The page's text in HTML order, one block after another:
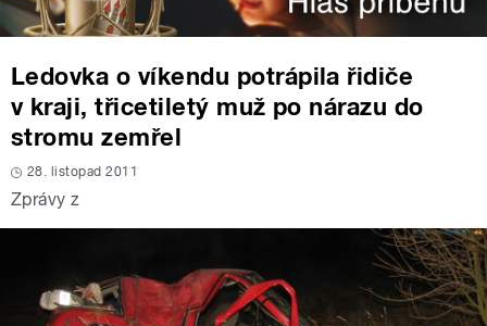
Ledovka o víkendu potrápila řidiče
v kraji, třicetiletý muž po nárazu do
stromu zemřel
28. listopad 2011
Zprávy z